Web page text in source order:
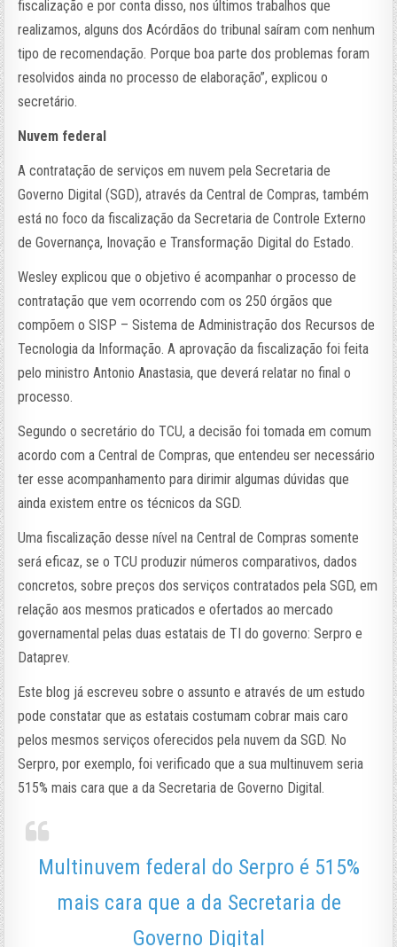
fiscalização e por conta disso, nos últimos trabalhos que
realizamos, alguns dos Acórdãos do tribunal saíram com nenhum
tipo de recomendação. Porque boa parte dos problemas foram
resolvidos ainda no processo de elaboração”, explicou o
secretário.
Nuvem federal
A contratação de serviços em nuvem pela Secretaria de
Governo Digital (SGD), através da Central de Compras, também
está no foco da fiscalização da Secretaria de Controle Externo
de Governança, Inovação e Transformação Digital do Estado.
Wesley explicou que o objetivo é acompanhar o processo de
contratação que vem ocorrendo com os 250 órgãos que
compõem o SISP – Sistema de Administração dos Recursos de
Tecnologia da Informação. A aprovação da fiscalização foi feita
pelo ministro Antonio Anastasia, que deverá relatar no final o
processo.
Segundo o secretário do TCU, a decisão foi tomada em comum
acordo com a Central de Compras, que entendeu ser necessário
ter esse acompanhamento para dirimir algumas dúvidas que
ainda existem entre os técnicos da SGD.
Uma fiscalização desse nível na Central de Compras somente
será eficaz, se o TCU produzir números comparativos, dados
concretos, sobre preços dos serviços contratados pela SGD, em
relação aos mesmos praticados e ofertados ao mercado
governamental pelas duas estatais de TI do governo: Serpro e
Dataprev.
Este blog já escreveu sobre o assunto e através de um estudo
pode constatar que as estatais costumam cobrar mais caro
pelos mesmos serviços oferecidos pela nuvem da SGD. No
Serpro, por exemplo, foi verificado que a sua multinuvem seria
515% mais cara que a da Secretaria de Governo Digital.
Multinuvem federal do Serpro é 515%
mais cara que a da Secretaria de
Governo Digital